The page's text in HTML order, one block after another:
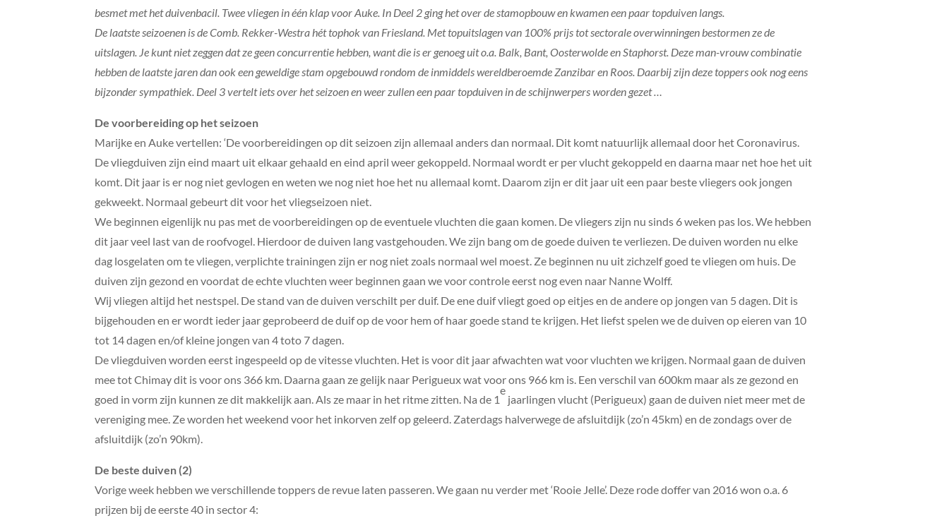
besmet met het duivenbacil. Twee vliegen in één klap voor Auke. In Deel 2 ging het over de stamopbouw en kwamen een paar topduiven langs.
De laatste seizoenen is de Comb. Rekker-Westra hét tophok van Friesland. Met topuitslagen van 100% prijs tot sectorale overwinningen bestormen ze de
uitslagen. Je kunt niet zeggen dat ze geen concurrentie hebben, want die is er genoeg uit o.a. Balk, Bant, Oosterwolde en Staphorst. Deze man-vrouw combinatie
hebben de laatste jaren dan ook een geweldige stam opgebouwd rondom de inmiddels wereldberoemde Zanzibar en Roos. Daarbij zijn deze toppers ook nog eens
bijzonder sympathiek. Deel 3 vertelt iets over het seizoen en weer zullen een paar topduiven in de schijnwerpers worden gezet …
De voorbereiding op het seizoen
Marijke en Auke vertellen: ‘De voorbereidingen op dit seizoen zijn allemaal anders dan normaal. Dit komt natuurlijk allemaal door het Coronavirus.
De vliegduiven zijn eind maart uit elkaar gehaald en eind april weer gekoppeld. Normaal wordt er per vlucht gekoppeld en daarna maar net hoe het uit
komt. Dit jaar is er nog niet gevlogen en weten we nog niet hoe het nu allemaal komt. Daarom zijn er dit jaar uit een paar beste vliegers ook jongen
gekweekt. Normaal gebeurt dit voor het vliegseizoen niet.
We beginnen eigenlijk nu pas met de voorbereidingen op de eventuele vluchten die gaan komen. De vliegers zijn nu sinds 6 weken pas los. We hebben
dit jaar veel last van de roofvogel. Hierdoor de duiven lang vastgehouden. We zijn bang om de goede duiven te verliezen. De duiven worden nu elke
dag losgelaten om te vliegen, verplichte trainingen zijn er nog niet zoals normaal wel moest. Ze beginnen nu uit zichzelf goed te vliegen om huis. De
duiven zijn gezond en voordat de echte vluchten weer beginnen gaan we voor controle eerst nog even naar Nanne Wolff.
Wij vliegen altijd het nestspel. De stand van de duiven verschilt per duif. De ene duif vliegt goed op eitjes en de andere op jongen van 5 dagen. Dit is
bijgehouden en er wordt ieder jaar geprobeerd de duif op de voor hem of haar goede stand te krijgen. Het liefst spelen we de duiven op eieren van 10
tot 14 dagen en/of kleine jongen van 4 toto 7 dagen.
De vliegduiven worden eerst ingespeeld op de vitesse vluchten. Het is voor dit jaar afwachten wat voor vluchten we krijgen. Normaal gaan de duiven
mee tot Chimay dit is voor ons 366 km. Daarna gaan ze gelijk naar Perigueux wat voor ons 966 km is. Een verschil van 600km maar als ze gezond en
goed in vorm zijn kunnen ze dit makkelijk aan. Als ze maar in het ritme zitten. Na de 1
e
jaarlingen vlucht (Perigueux) gaan de duiven niet meer met de
vereniging mee. Ze worden het weekend voor het inkorven zelf op geleerd. Zaterdags halverwege de afsluitdijk (zo’n 45km) en de zondags over de
afsluitdijk (zo’n 90km).
De beste duiven (2)
Vorige week hebben we verschillende toppers de revue laten passeren. We gaan nu verder met ‘Rooie Jelle’. Deze rode doffer van 2016 won o.a. 6
prijzen bij de eerste 40 in sector 4: